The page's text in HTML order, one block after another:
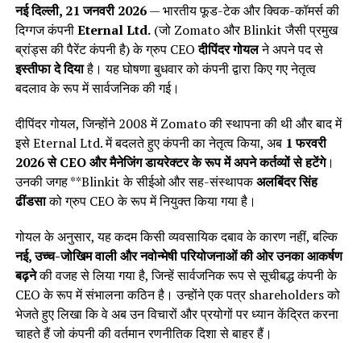
नई दिल्ली, 21 जनवरी 2026— भारतीय फूड-टेक और क्विक-कॉमर्स की
दिग्गज कंपनीEternal Ltd.(जो Zomato और Blinkit जैसी प्रमुख
ब्रांड्स की पैरेंट कंपनी है) के ग्रुप CEOदीपिंदर गोयलने अपने पद से
इस्तीफा दे दियाहै। यह घोषणा बुधवार को कंपनी द्वारा किए गए नेतृत्व
बदलाव के रूप में सार्वजनिक की गई।
दीपिंदर गोयल, जिन्होंने 2008 में Zomato की स्थापना की थी और बाद में
इसे Eternal Ltd. में बदलते हुए कंपनी का नेतृत्व किया, अब 1 फरवरी
2026 से CEO और मैनेजिंग डायरेक्टर के रूप में अपने कर्तव्यों से हटेंगे।
उनकी जगह **Blinkit के सीईओ और सह-संस्थापकअलबिंदर सिंह
ढींडसाको ग्रुप CEO के रूप में नियुक्त किया गया है।
गोयल के अनुसार, यह कदम किसी व्यवसायिक दबाव के कारण नहीं, बल्कि
नई, उच्च-जोखिम वाली और नवोन्मेषी परियोजनाओं की ओर उनका आकर्षण
बढ़नेकी वजह से लिया गया है, जिन्हें सार्वजनिक रूप से सूचीबद्ध कंपनी के
CEO के रूप में संभालना कठिन है। उन्होंने एक पत्र shareholders को
भेजते हुए लिखा कि वे अब उन विचारों और प्रयोगों पर ध्यान केंद्रित करना
चाहते हैं जो कंपनी की वर्तमान रणनीतिक दिशा से बाहर हैं।